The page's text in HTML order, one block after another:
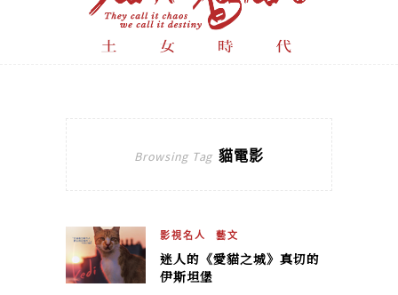
Browsing Tag 貓電影
影視名人 藝文
迷人的《愛貓之城》真切的
伊斯坦堡